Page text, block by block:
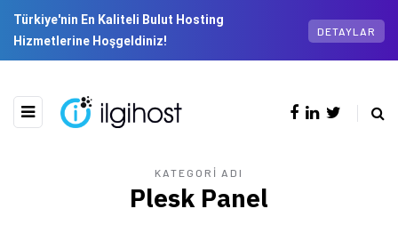
Türkiye'nin En Kaliteli Bulut Hosting
Hizmetlerine Hoşgeldiniz!
DETAYLAR
KATEGORI ADI
Plesk Panel